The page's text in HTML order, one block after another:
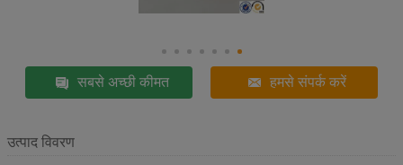
सबसे अच्छी कीमत हमसे संपर्क करें
उत्पाद विवरण